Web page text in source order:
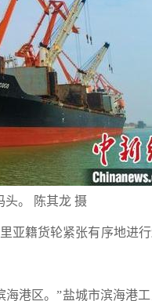
头。 陈其龙 摄
亚籍货轮紧张有序地进
港区。”盐城市滨海港